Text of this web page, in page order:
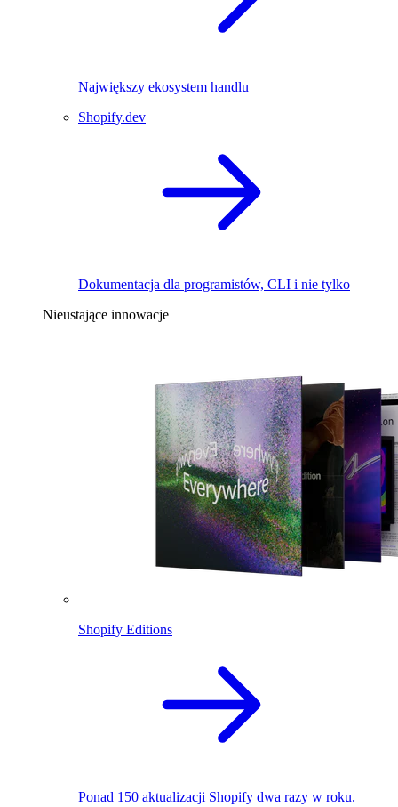
Największy ekosystem handlu
Shopify.dev
Dokumentacja dla programistów, CLI i nie tylko
Nieustające innowacje
Shopify Editions
Ponad 150 aktualizacji Shopify dwa razy w roku.